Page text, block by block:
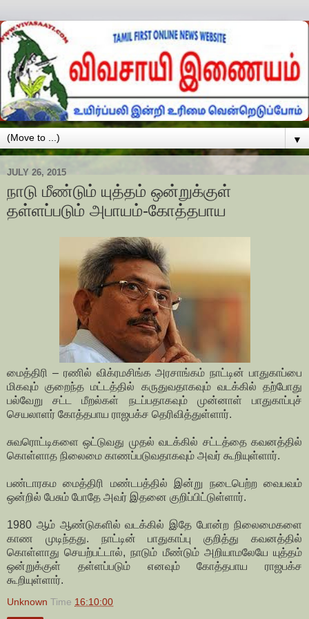
▼
JULY 26, 2015
நாடு மீண்டும் யுத்தம் ஒன்றுக்குள்
தள்ளப்படும் அபாயம்-கோத்தபாய
மைத்திரி – ரணில் விக்ரமசிங்க அரசாங்கம் நாட்டின் பாதுகாப்பை
மிகவும் குறைந்த மட்டத்தில் கருதுவதாகவும் வடக்கில் தற்போது
பல்வேறு சட்ட மீறல்கள் நடப்பதாகவும் முன்னாள் பாதுகாப்புச்
செயலாளர் கோத்தபாய ராஜபக்ச தெரிவித்துள்ளார்.
சுவரொட்டிகளை ஒட்டுவது முதல் வடக்கில் சட்டத்தை கவனத்தில்
கொள்ளாத நிலைமை காணப்படுவதாகவும் அவர் கூறியுள்ளார்.
பண்டாரகம மைத்திரி மண்டபத்தில் இன்று நடைபெற்ற வைபவம்
ஒன்றில் பேசும் போதே அவர் இதனை குறிப்பிட்டுள்ளார்.
1980 ஆம் ஆண்டுகளில் வடக்கில் இதே போன்ற நிலைமைகளை
காண முடிந்தது. நாட்டின் பாதுகாப்பு குறித்து கவனத்தில்
கொள்ளாது செயற்பட்டால், நாடும் மீண்டும் அறியாமலேயே யுத்தம்
ஒன்றுக்குள் தள்ளப்படும் எனவும் கோத்தபாய ராஜபக்ச
கூறியுள்ளார்.
Unknown Time 16:10:00